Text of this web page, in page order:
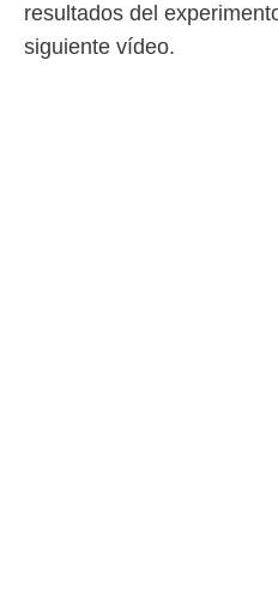
resultados del
siguiente vídeo.